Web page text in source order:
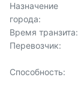
Назначение
города:
Время транзита:
Перевозчик:
Способность: